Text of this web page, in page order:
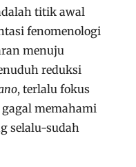
titik awal
fenomenologi
menuju
reduksi
, terlalu fokus
memahami
selalu-sudah